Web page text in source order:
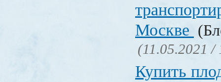
Москве
(11.05.2021 /
Купить